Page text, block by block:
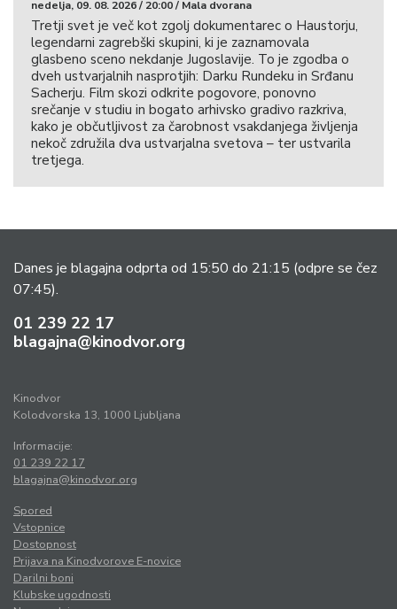
nedelja, 09. 08. 2026 / 20:00 / Mala dvorana
Tretji svet je več kot zgolj dokumentarec o Haustorju,
legendarni zagrebški skupini, ki je zaznamovala
glasbeno sceno nekdanje Jugoslavije. To je zgodba o
dveh ustvarjalnih nasprotjih: Darku Rundeku in Srđanu
Sacherju. Film skozi odkrite pogovore, ponovno
srečanje v studiu in bogato arhivsko gradivo razkriva,
kako je občutljivost za čarobnost vsakdanjega življenja
nekoč združila dva ustvarjalna svetova – ter ustvarila
tretjega.
Danes je blagajna odprta od 15:50 do 21:15 (odpre se čez
07:45).
01 239 22 17
blagajna@kinodvor.org
Kinodvor
Kolodvorska 13, 1000 Ljubljana
Informacije:
01 239 22 17
blagajna@kinodvor.org
Spored
Vstopnice
Dostopnost
Prijava na Kinodvorove E-novice
Darilni boni
Klubske ugodnosti